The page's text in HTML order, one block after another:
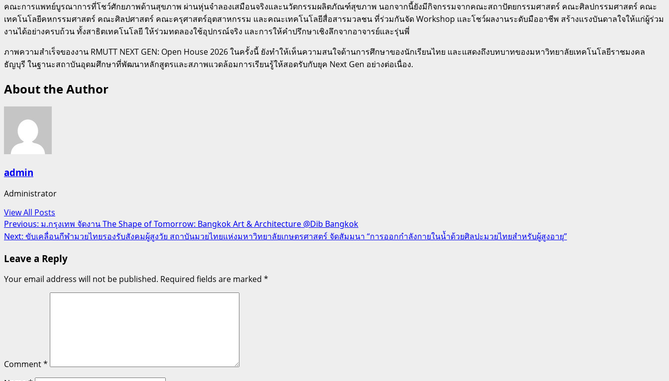
คณะการแพทย์บูรณาการที่โชว์ศักยภาพด้านสุขภาพ ผ่านหุ่นจำลองเสมือนจริงและนวัตกรรมผลิตภัณฑ์สุขภาพ นอกจากนี้ยังมีกิจกรรมจากคณะสถาปัตยกรรมศาสตร์ คณะศิลปกรรมศาสตร์ คณะ
เทคโนโลยีคหกรรมศาสตร์ คณะศิลปศาสตร์ คณะครุศาสตร์อุตสาหกรรม และคณะเทคโนโลยีสื่อสารมวลชน ที่ร่วมกันจัด Workshop และโชว์ผลงานระดับมืออาชีพ สร้างแรงบันดาลใจให้แก่ผู้ร่วม
งานได้อย่างครบถ้วน ทั้งสาธิตเทคโนโลยี ให้ร่วมทดลองใช้อุปกรณ์จริง และการให้คำปรึกษาเชิงลึกจากอาจารย์และรุ่นพี่
ภาพความสำเร็จของงาน RMUTT NEXT GEN: Open House 2026 ในครั้งนี้ ยังทำให้เห็นความสนใจด้านการศึกษาของนักเรียนไทย และแสดงถึงบทบาทของมหาวิทยาลัยเทคโนโลยีราชมงคล
ธัญบุรี ในฐานะสถาบันอุดมศึกษาที่พัฒนาหลักสูตรและสภาพแวดล้อมการเรียนรู้ให้สอดรับกับยุค Next Gen อย่างต่อเนื่อง.
About the Author
admin
Administrator
View All Posts
Post
navigation
Previous: ม.กรุงเทพ จัดงาน The Shape of Tomorrow: Bangkok Art & Architecture @Dib Bangkok
Next: ขับเคลื่อนกีฬามวยไทยรองรับสังคมผู้สูงวัย สถาบันมวยไทยแห่งมหาวิทยาลัยเกษตรศาสตร์ จัดสัมมนา “การออกกำลังกายในน้ำด้วยศิลปะมวยไทยสำหรับผู้สูงอายุ”
Leave a Reply
Your email address will not be published. Required fields are marked *
Comment*